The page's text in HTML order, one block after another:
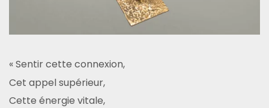
« Sentir cette connexion,
Cet appel supérieur,
Cette énergie vitale,